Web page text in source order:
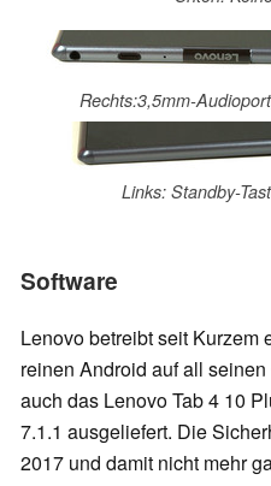
Rechts:3,5mm-
Links: Standby-
Software
Lenovo betreibt seit
reinen Android auf all
auch das Lenovo Tab 4 10
7.1.1 ausgeliefert. Die
2017 und damit nicht mehr